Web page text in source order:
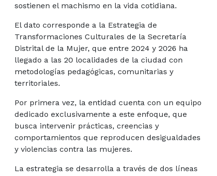
sostienen el machismo en la vida cotidiana.
El dato corresponde a la Estrategia de
Transformaciones Culturales de la Secretaría
Distrital de la Mujer, que entre 2024 y 2026 ha
llegado a las 20 localidades de la ciudad con
metodologías pedagógicas, comunitarias y
territoriales.
Por primera vez, la entidad cuenta con un equipo
dedicado exclusivamente a este enfoque, que
busca intervenir prácticas, creencias y
comportamientos que reproducen desigualdades
y violencias contra las mujeres.
La estrategia se desarrolla a través de dos líneas